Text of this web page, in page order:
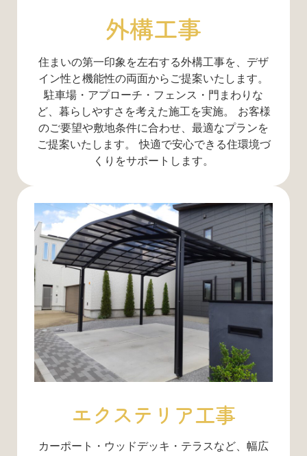
外構工事
住まいの第一印象を左右する外構工事を、デザ
イン性と機能性の両面からご提案いたします。
駐車場・アプローチ・フェンス・門まわりな
ど、暮らしやすさを考えた施工を実施。 お客様
のご要望や敷地条件に合わせ、最適なプランを
ご提案いたします。 快適で安心できる住環境づ
くりをサポートします。
エクステリア工事
カーポート・ウッドデッキ・テラスなど、幅広